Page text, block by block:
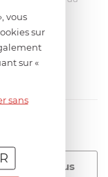
...»
vous
sur
sur «
sans